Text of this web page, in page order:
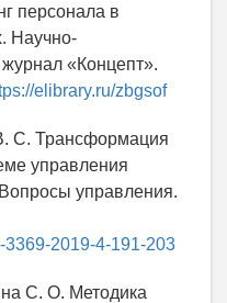
персонала в
Научно-
«Концепт».
elibrary.ru/zbgsof
С. Трансформация
управления
управления.
3369-2019-4-191-203
С. О. Методика